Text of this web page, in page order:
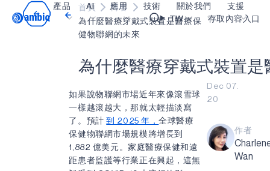
產品 AI 應用
醫療保健
智能遙控器
智慧家庭和建築
智慧卡
可穿戴設備
技術
blueSPOT
neuralSPOT
secureSPOT
SPOT
turboSPOT
關於我們
部落格
讓我們共同建設未來
活動
投資者關係
訊息
支援
內容入口網
我們的合作
資源
TW 存取內容入口
首頁
博客
為什麼醫療穿戴式裝置是醫療保
健物聯網的未來
為什麼醫療穿戴式裝置是
如果說物聯網市場近年來像滾雪球
一樣越滾越大，那就太輕描淡寫
了。預計到 2025 年，全球醫療
保健物聯網市場規模將增長到
1,882 億美元。家庭醫療保健和遠
距患者監護等行業正在興起，這無
Dec 07.
20
作者
Wan
Video title
OK